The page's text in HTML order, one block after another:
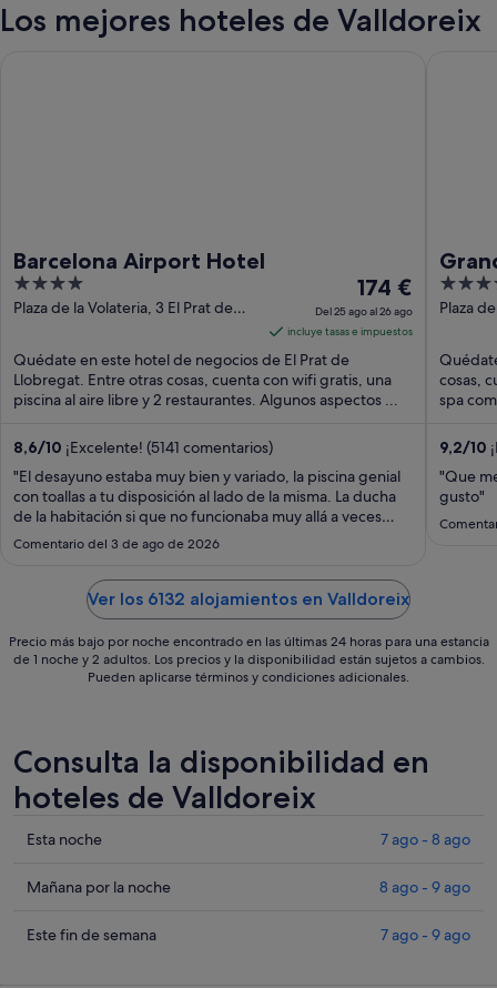
Los mejores hoteles de Valldoreix
Barcelona Airport Hotel
4
out
5
Plaza de la Volateria, 3 El Prat de
El
precio
es
174 €
por
25
ago
al
174 €
Del 25 ago al 26 ago
incluye tasas e impuestos
Quédate en este hotel de negocios de El Prat de
Llobregat. Entre otras cosas, cuenta con wifi gratis, una
piscina al aire libre y 2 restaurantes. Algunos aspectos ...
8,6/10 ¡Excelente! (5141 comentarios)
"El desayuno estaba muy bien y variado, la piscina genial
con toallas a tu disposición al lado de la misma. La ducha
de la habitación si que no funcionaba muy allá a veces
echaba fría y otras caliente"
Comentario del 3 de ago de 2026
5
out
5
Plaza
cosas,
spa
9,2/10
"Que
gusto"
Ver los 6132 alojamientos en Valldoreix
Precio más bajo por noche encontrado en las últimas 24 horas para una estancia
de 1 noche y 2 adultos. Los precios y la disponibilidad están sujetos a cambios.
Pueden aplicarse términos y condiciones adicionales.
Consulta la disponibilidad en
hoteles de Valldoreix
Comprueba
precios
Valldoreix
Esta noche 7 ago - 8 ago
Comprueba
precios
Mañana por la noche 8 ago - 9 ago
Comprueba
Este fin de semana 7 ago - 9 ago